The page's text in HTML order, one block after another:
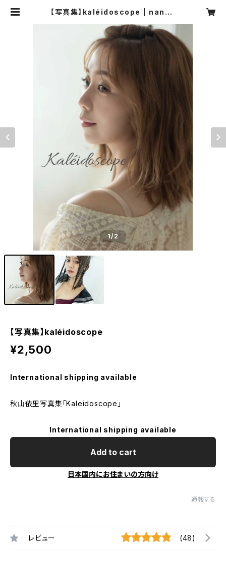
【写真集】kaléidoscope | nanaa
1/2
【写真集】kaléidoscope
¥2,500
International shipping available
秋山依里写真集「Kaleidoscope」
International shipping available
Add to cart
日本国内にお住まいの方向け
通報する
レビュー (48)